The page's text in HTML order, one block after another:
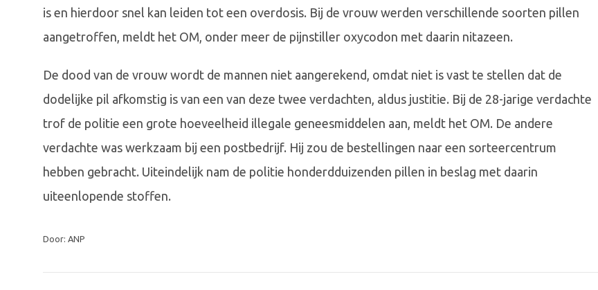
is en hierdoor snel kan leiden tot een overdosis. Bij de vrouw werden verschillende soorten pillen
aangetroffen, meldt het OM, onder meer de pijnstiller oxycodon met daarin nitazeen.
De dood van de vrouw wordt de mannen niet aangerekend, omdat niet is vast te stellen dat de
dodelijke pil afkomstig is van een van deze twee verdachten, aldus justitie. Bij de 28-jarige verdachte
trof de politie een grote hoeveelheid illegale geneesmiddelen aan, meldt het OM. De andere
verdachte was werkzaam bij een postbedrijf. Hij zou de bestellingen naar een sorteercentrum
hebben gebracht. Uiteindelijk nam de politie honderdduizenden pillen in beslag met daarin
uiteenlopende stoffen.
Door: ANP